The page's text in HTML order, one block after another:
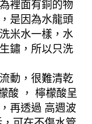
裡面有銅的物
是因為水龍頭
米水一樣，水
鏽，所以只洗
動，很難清乾
酸 ， 檸檬酸呈
再透過 高週波